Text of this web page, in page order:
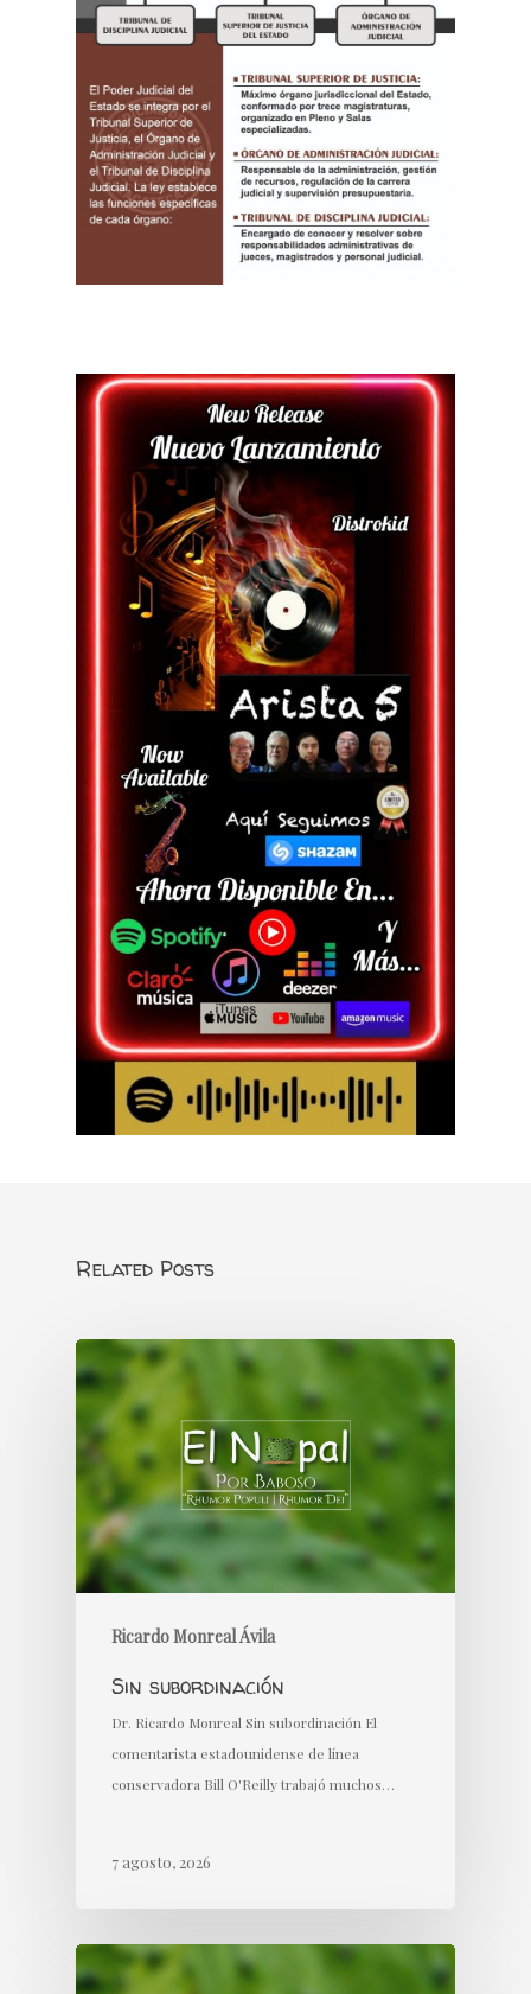
Related Posts
Ricardo Monreal Ávila
Sin subordinación
Dr. Ricardo Monreal Sin subordinación El
comentarista estadounidense de línea
conservadora Bill O'Reilly trabajó muchos…
7 agosto, 2026